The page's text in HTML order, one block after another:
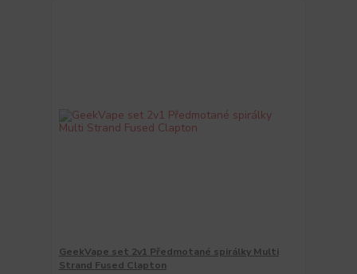
GeekVape set 2v1 Předmotané spirálky Multi
Strand Fused Clapton